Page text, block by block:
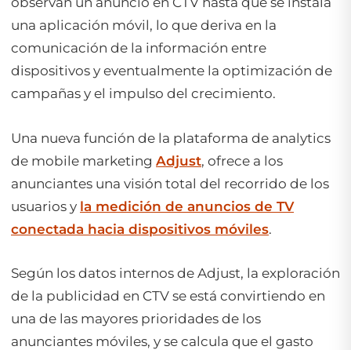
una aplicación móvil, lo que deriva en la
comunicación de la información entre
dispositivos y eventualmente la optimización de
campañas y el impulso del crecimiento.
Una nueva función de la plataforma de analytics
de mobile marketing Adjust, ofrece a los
anunciantes una visión total del recorrido de los
usuarios y la medición de anuncios de TV
conectada hacia dispositivos móviles.
Según los datos internos de Adjust, la exploración
de la publicidad en CTV se está convirtiendo en
una de las mayores prioridades de los
anunciantes móviles, y se calcula que el gasto